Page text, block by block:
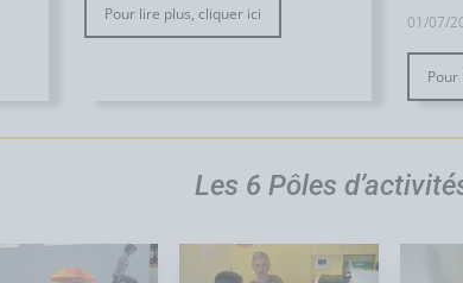
Pour lire plus, cliquer ici 01/07/
Les 6 Pôles